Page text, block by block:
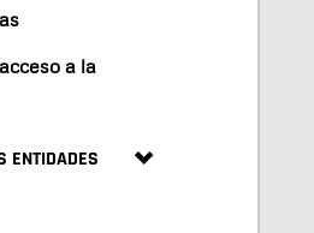
a la
ENTIDADES